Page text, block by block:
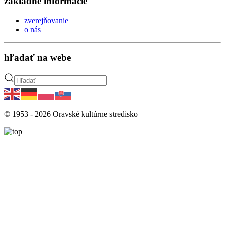
zverejňovanie
o nás
hľadať na webe
© 1953 - 2026 Oravské kultúrne stredisko